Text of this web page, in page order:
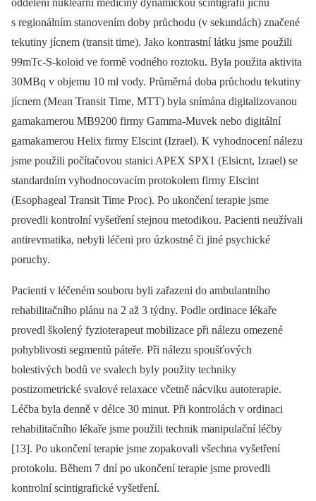
s regionálním stanovením doby průchodu (v sekundách) značené
tekutiny jícnem (transit time). Jako kontrastní látku jsme použili
99mTc-S-koloid ve formě vodného roztoku. Byla použita aktivita
30MBq v objemu 10 ml vody. Průměrná doba průchodu tekutiny
jícnem (Mean Transit Time, MTT) byla snímána digitalizovanou
gamakamerou MB9200 firmy Gamma-Muvek nebo digitální
gamakamerou Helix firmy Elscint (Izrael). K vyhodnocení nálezu
jsme použili počítačovou stanici APEX SPX1 (Elsicnt, Izrael) se
standardním vyhodnocovacím protokolem firmy Elscint
(Esophageal Transit Time Proc). Po ukončení terapie jsme
provedli kontrolní vyšetření stejnou metodikou. Pacienti neužívali
antirevmatika, nebyli léčeni pro úzkostné či jiné psychické
poruchy.
Pacienti v léčeném souboru byli zařazeni do ambulantního
rehabilitačního plánu na 2 až 3 týdny. Podle ordinace lékaře
provedl školený fyzioterapeut mobilizace při nálezu omezené
pohyblivosti segmentů páteře. Při nálezu spoušťových
bolestivých bodů ve svalech byly použity techniky
postizometrické svalové relaxace včetně nácviku autoterapie.
Léčba byla denně v délce 30 minut. Při kontrolách v ordinaci
rehabilitačního lékaře jsme použili technik manipulační léčby
[13]. Po ukončení terapie jsme zopakovali všechna vyšetření
protokolu. Během 7 dní po ukončení terapie jsme provedli
kontrolní scintigrafické vyšetření.